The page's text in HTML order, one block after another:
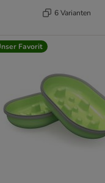
6 Varianten
Favorit